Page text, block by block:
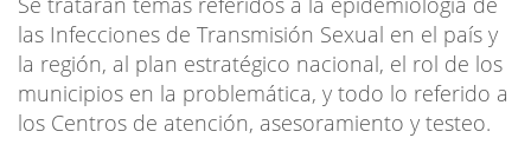
las Infecciones de Transmisión Sexual en el país y
la región, al plan estratégico nacional, el rol de los
municipios en la problemática, y todo lo referido a
los Centros de atención, asesoramiento y testeo.